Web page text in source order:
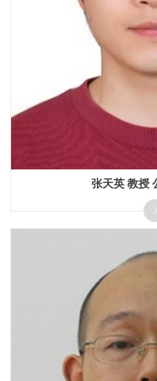
张天英 教授
长期从事病毒性感染的免
制）；针对炎症、肿瘤的免